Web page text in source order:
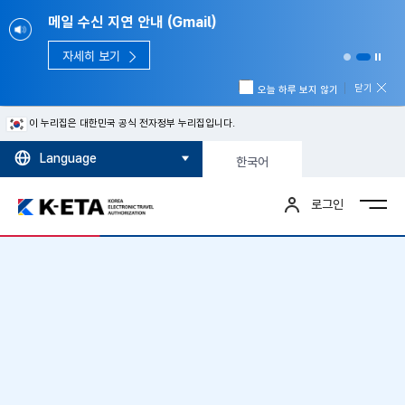
메일 수신 지연 안내 (Gmail)
자세히 보기
오늘 하루 보지 않기 닫기
이 누리집은 대한민국 공식 전자정부 누리집입니다.
Language 한국어
로그인